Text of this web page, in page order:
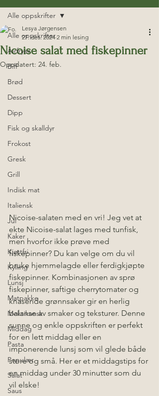
Alle oppskrifter
Airfryer
Biff
Brød
Dessert
Dipp
Fisk og skalldyr
Frokost
Gresk
Grill
Indisk mat
Italiensk
Jul
Kaker
Kjøttfri
Kylling
Lunsj
Matpakke
Meksikansk
Middag
Pasta
Populær
Salat
Saus
Alle oppskrifter
Nicoise salat med fiskepinner
Lesya Jørgensen
27. des. 2024 2 min lesing
Oppdatert: 24. feb.
Nicoise-salaten med en vri! Jeg vet at
ekte Nicoise-salat lages med tunfisk,
men hvorfor ikke prøve med
fiskepinner? Du kan velge om du vil
bruke hjemmelagde eller ferdigkjøpte
fiskepinner. Kombinasjonen av sprø
fiskepinner, saftige cherrytomater og
knasende grønnsaker gir en herlig
balanse av smaker og teksturer. Denne
sunne og enkle oppskriften er perfekt
for en lett middag eller en
imponerende lunsj som vil glede både
store og små. Her er et middagstips for
en middag under 30 minutter som du
vil elske!